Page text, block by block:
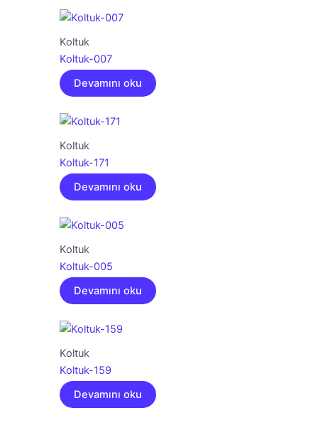
Koltuk
Koltuk-007
Devamını oku
Koltuk
Koltuk-171
Devamını oku
Koltuk
Koltuk-005
Devamını oku
Koltuk
Koltuk-159
Devamını oku